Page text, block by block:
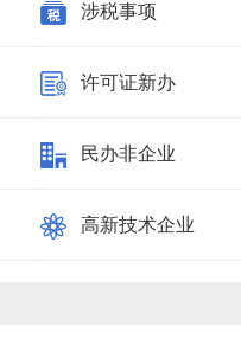
涉税事项
许可证新办
民办非企业
高新技术企业